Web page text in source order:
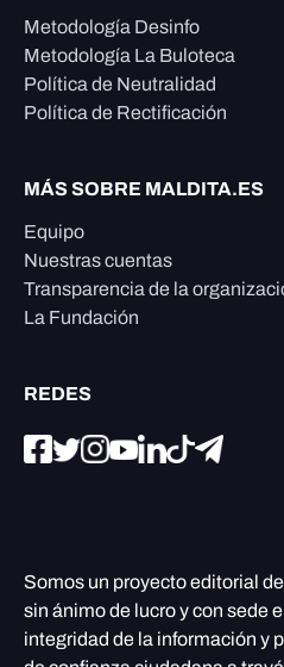
Metodología Desinfo
Metodología La Buloteca
Política de Neutralidad
Política de Rectificación
MÁS SOBRE MALDITA.ES
Equipo
Nuestras cuentas
Transparencia de la
La Fundación
REDES
Somos un proyecto editorial
sin ánimo de lucro y con sede
integridad de la información y